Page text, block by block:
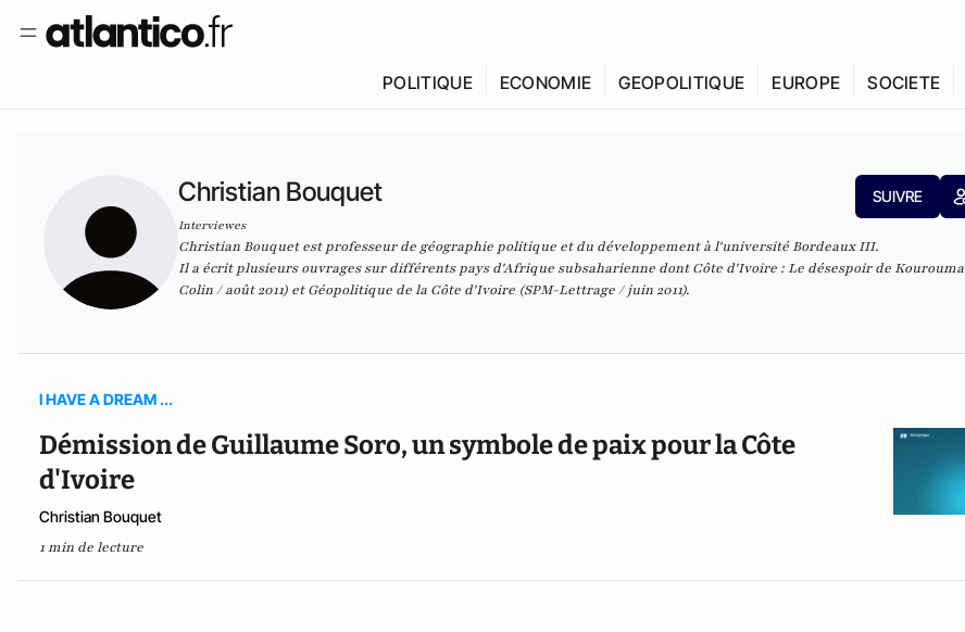
POLITIQUE ECONOMIE GEOPOLITIQUE EUROPE SOCIETE
Christian Bouquet
Interviewes
SUIVRE
Christian Bouquet est professeur de géographie politique et du développement à l'université Bordeaux III.
Il a écrit plusieurs ouvrages sur différents pays d'Afrique subsaharienne dontCôte d'Ivoire : Le désespoir de Kourouma
Colin / août 2011) etGéopolitique de la Côte d'Ivoire (SPM-Lettrage / juin 2011).
I HAVE A DREAM ...
Démission de Guillaume Soro, un symbole de paix pour la Côte
d'Ivoire
Christian Bouquet
1 min de lecture